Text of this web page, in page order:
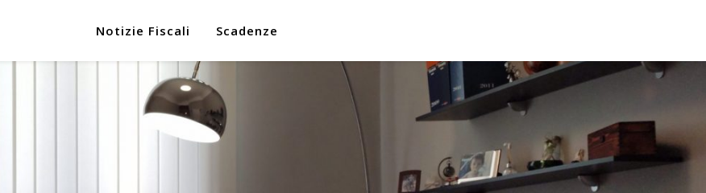
Notizie Fiscali Scadenze